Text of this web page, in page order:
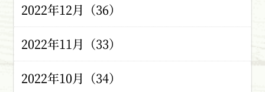
2022年12月（36）
2022年11月（33）
2022年10月（34）